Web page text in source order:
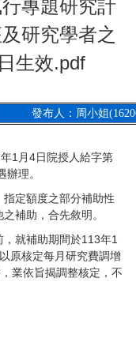
專題研究計
研究學者之
生效.pdf
發布人：周小姐
1月4日院授人給字第
理。
定額度之部分補助性
補助，合先敘明。
就補助期間於113年1
原核定每月研究費調增
業依旨揭調整核定，不